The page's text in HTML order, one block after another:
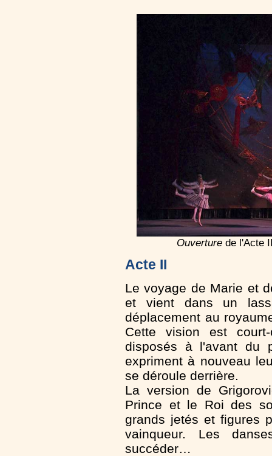
Ouverturede l'Acte
Acte II
Le voyage de Marie et
et vient dans un
déplacement au
Cette vision est
disposés à l'avant du
expriment à nouveau
se déroule derrière.
La version de
Prince et le Roi des
grands jetés et figures
vainqueur. Les
succéder…